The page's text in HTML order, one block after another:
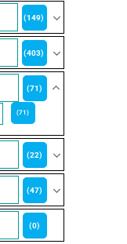
(149)
(403)
(71)
(71)
(22)
(47)
(0)